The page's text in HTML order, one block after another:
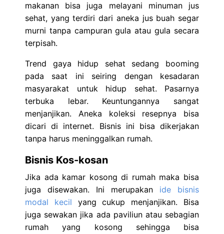
makanan bisa juga melayani minuman jus
sehat, yang terdiri dari aneka jus buah segar
murni tanpa campuran gula atau gula secara
terpisah.
Trend gaya hidup sehat sedang booming
pada saat ini seiring dengan kesadaran
masyarakat untuk hidup sehat. Pasarnya
terbuka lebar. Keuntungannya sangat
menjanjikan. Aneka koleksi resepnya bisa
dicari di internet. Bisnis ini bisa dikerjakan
tanpa harus meninggalkan rumah.
Bisnis Kos-kosan
Jika ada kamar kosong di rumah maka bisa
juga disewakan. Ini merupakan ide bisnis
modal kecil yang cukup menjanjikan. Bisa
juga sewakan jika ada paviliun atau sebagian
rumah yang kosong sehingga bisa